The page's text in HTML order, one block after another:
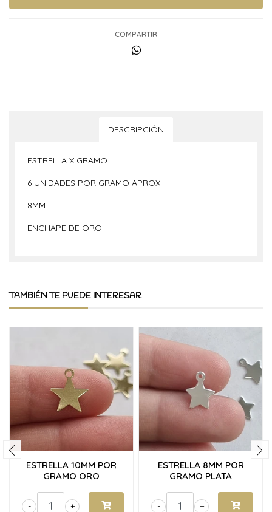
COMPARTIR
DESCRIPCIÓN
ESTRELLA X GRAMO
6 UNIDADES POR GRAMO APROX
8MM
ENCHAPE DE ORO
TAMBIÉN TE PUEDE INTERESAR
ESTRELLA 10MM POR
GRAMO ORO
+
-
ESTRELLA 8MM POR
GRAMO PLATA
+
-